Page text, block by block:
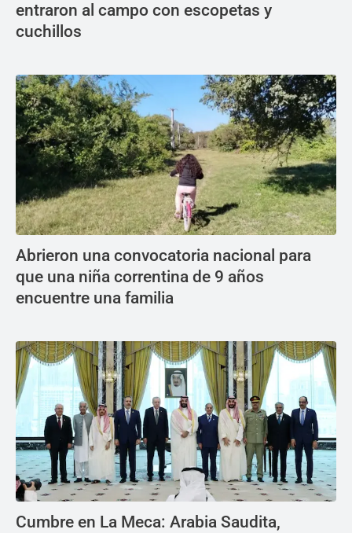
entraron al campo con escopetas y
cuchillos
Abrieron una convocatoria nacional para
que una niña correntina de 9 años
encuentre una familia
Cumbre en La Meca: Arabia Saudita,